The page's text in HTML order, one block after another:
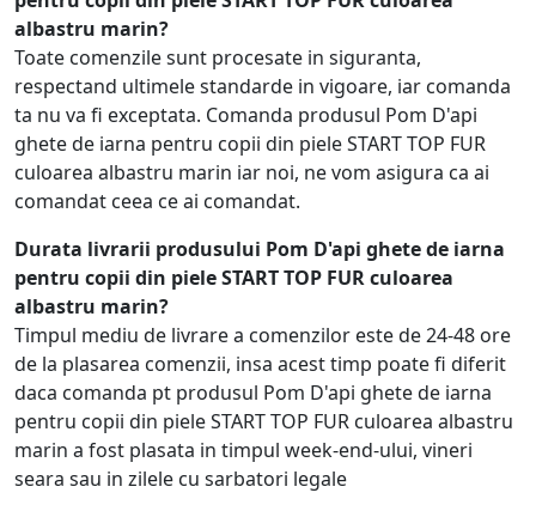
albastru marin?
Toate comenzile sunt procesate in siguranta,
respectand ultimele standarde in vigoare, iar comanda
ta nu va fi exceptata. Comanda produsul Pom D'api
ghete de iarna pentru copii din piele START TOP FUR
culoarea albastru marin iar noi, ne vom asigura ca ai
comandat ceea ce ai comandat.
Durata livrarii produsului Pom D'api ghete de iarna
pentru copii din piele START TOP FUR culoarea
albastru marin?
Timpul mediu de livrare a comenzilor este de 24-48 ore
de la plasarea comenzii, insa acest timp poate fi diferit
daca comanda pt produsul Pom D'api ghete de iarna
pentru copii din piele START TOP FUR culoarea albastru
marin a fost plasata in timpul week-end-ului, vineri
seara sau in zilele cu sarbatori legale